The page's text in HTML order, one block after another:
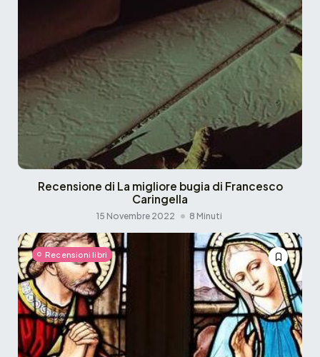
Recensione di La migliore bugia di Francesco
Caringella
15 Novembre 2022 8 Minuti
Recensioni libri